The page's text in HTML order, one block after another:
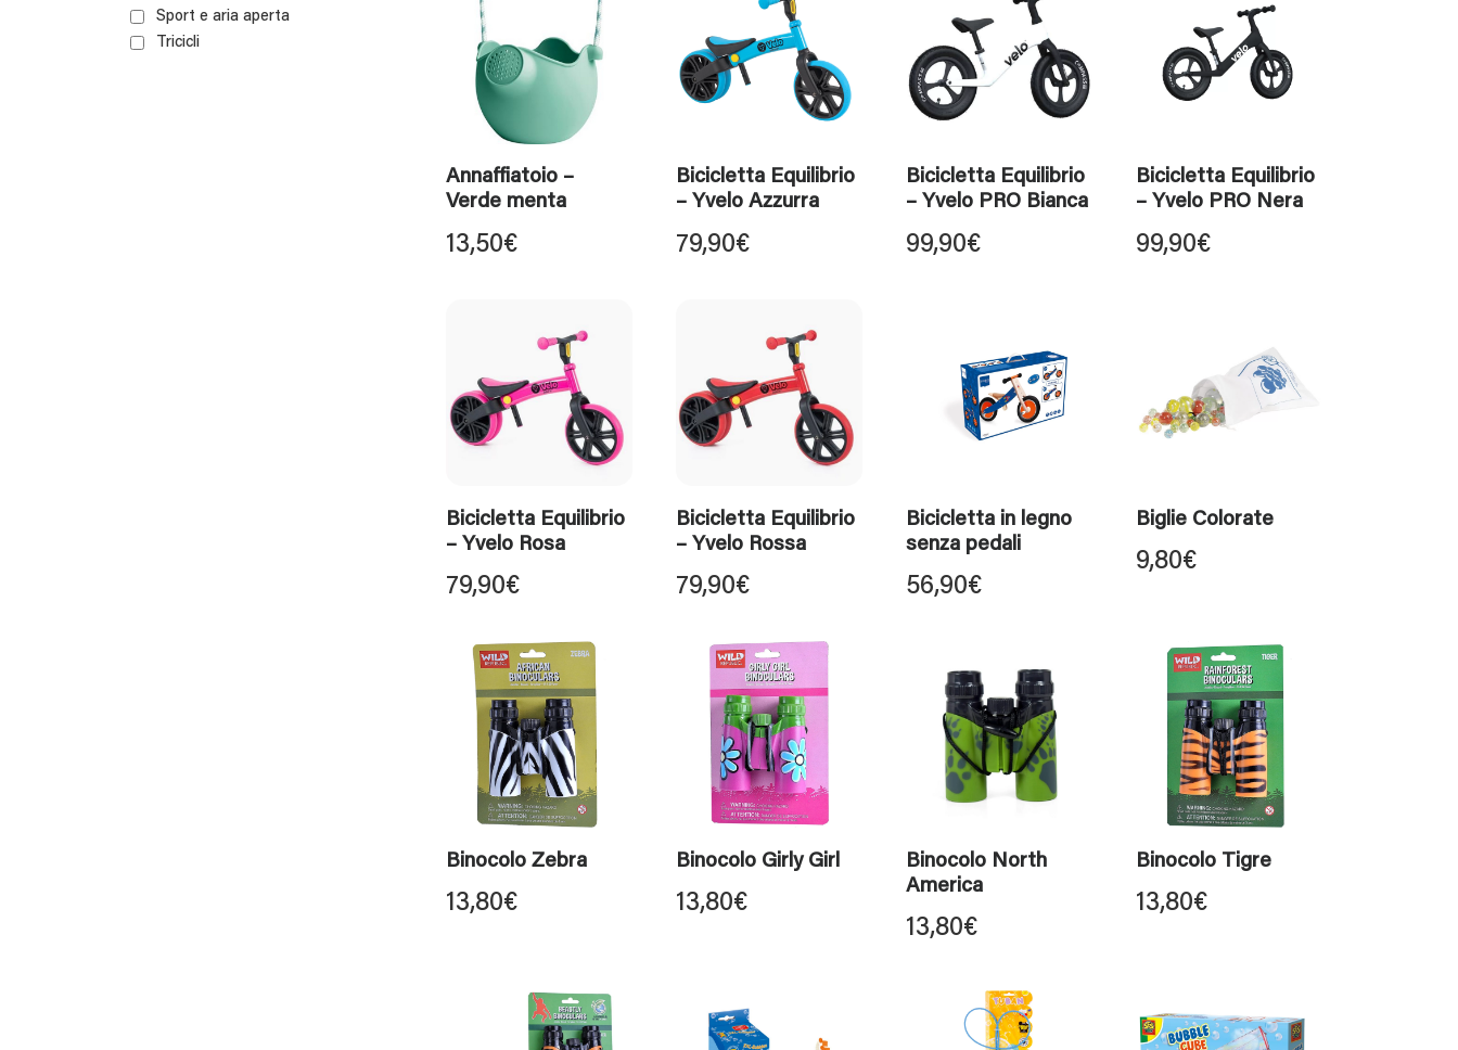
Sport e aria aperta
Tricicli
Annaffiatoio –
Verde menta
13,50€
Bicicletta Equilibrio
– Yvelo Azzurra
79,90€
Bicicletta Equilibrio
– Yvelo PRO Bianca
99,90€
Bicicletta Equilibrio
– Yvelo PRO Nera
99,90€
Bicicletta Equilibrio
– Yvelo Rosa
79,90€
Bicicletta Equilibrio
– Yvelo Rossa
79,90€
Bicicletta in legno
senza pedali
56,90€
Biglie Colorate
9,80€
Binocolo Zebra
13,80€
Binocolo Girly Girl
13,80€
Binocolo North
America
13,80€
Binocolo Tigre
13,80€